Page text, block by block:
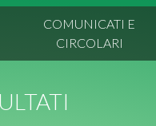
COMUNICATI E
CIRCOLARI